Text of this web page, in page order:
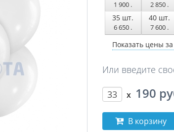
1 900 . 2 850 .
35 шт.
6 650 .
40 шт.
7 600 .
Показать цены
Или введите
x 190
В корзину